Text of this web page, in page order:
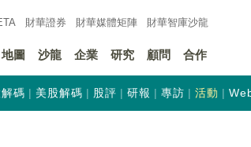
財華證券 財華媒體矩陣 財華智庫沙龍
地圖 沙龍 企業 研究 顧問 合作
碼 美股解碼 股評 研報 專訪 活動